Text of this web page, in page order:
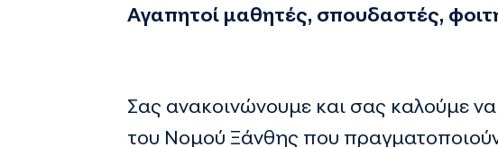
Αγαπητοί μαθητές, σπουδαστές,
Σας ανακοινώνουμε και σας καλούμε
του Νομού Ξάνθης που